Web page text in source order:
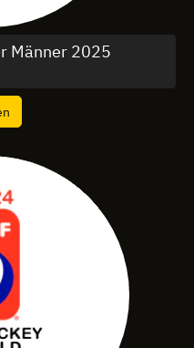
Männer 2025